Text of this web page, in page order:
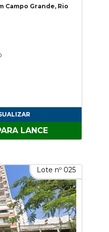
Campo Grande, Rio
LANCE
Lote nº 025